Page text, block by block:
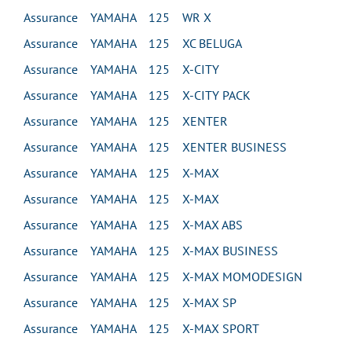
Assurance YAMAHA 125 WR X
Assurance YAMAHA 125 XC BELUGA
Assurance YAMAHA 125 X-CITY
Assurance YAMAHA 125 X-CITY PACK
Assurance YAMAHA 125 XENTER
Assurance YAMAHA 125 XENTER BUSINESS
Assurance YAMAHA 125 X-MAX
Assurance YAMAHA 125 X-MAX
Assurance YAMAHA 125 X-MAX ABS
Assurance YAMAHA 125 X-MAX BUSINESS
Assurance YAMAHA 125 X-MAX MOMODESIGN
Assurance YAMAHA 125 X-MAX SP
Assurance YAMAHA 125 X-MAX SPORT